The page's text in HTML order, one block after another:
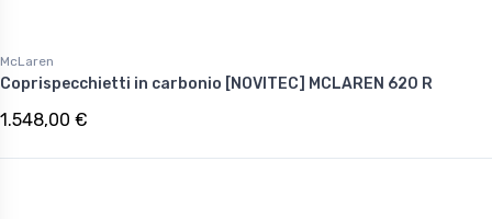
McLaren
Coprispecchietti in carbonio [NOVITEC] MCLAREN 620 R
1.548,00 €